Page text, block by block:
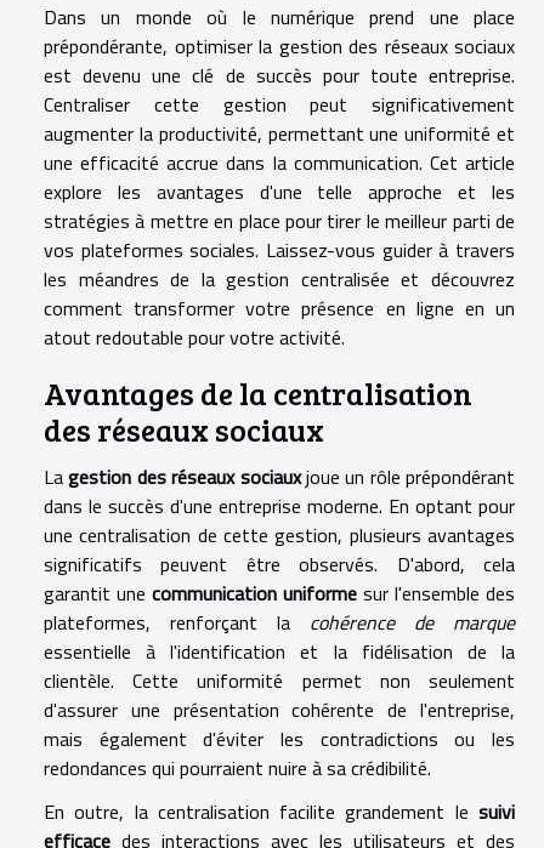
Dans un monde où le numérique prend une place
prépondérante, optimiser la gestion des réseaux sociaux
est devenu une clé de succès pour toute entreprise.
Centraliser cette gestion peut significativement
augmenter la productivité, permettant une uniformité et
une efficacité accrue dans la communication. Cet article
explore les avantages d'une telle approche et les
stratégies à mettre en place pour tirer le meilleur parti de
vos plateformes sociales. Laissez-vous guider à travers
les méandres de la gestion centralisée et découvrez
comment transformer votre présence en ligne en un
atout redoutable pour votre activité.
Avantages de la centralisation
des réseaux sociaux
Lagestion des réseaux sociauxjoue un rôle prépondérant
dans le succès d'une entreprise moderne. En optant pour
une centralisation de cette gestion, plusieurs avantages
significatifs peuvent être observés. D'abord, cela
garantit une communication uniforme sur l'ensemble des
plateformes, renforçant la cohérence de marque
essentielle à l'identification et la fidélisation de la
clientèle. Cette uniformité permet non seulement
d'assurer une présentation cohérente de l'entreprise,
mais également d'éviter les contradictions ou les
redondances qui pourraient nuire à sa crédibilité.
En outre, la centralisation facilite grandement le suivi
efficace des interactions avec les utilisateurs et des